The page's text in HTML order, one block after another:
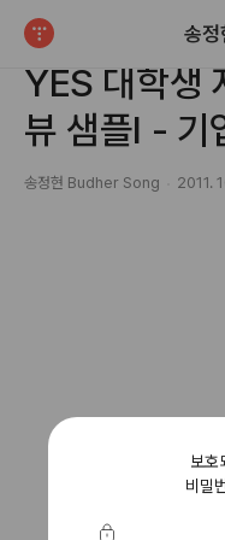
송정
■■■■■■■■■■
YES 대학생
뷰 샘플I - 기
송정현 Budher Song 2011.
보호
비밀